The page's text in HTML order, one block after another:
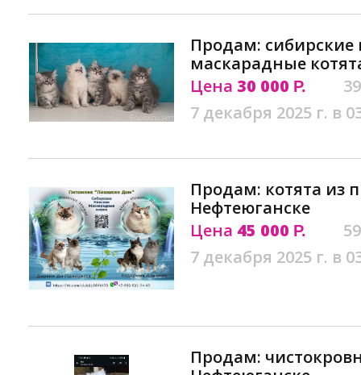
Продам: сибирские
маскарадные
Цена 30 000 Р.
7 декабря 2025 г. в
Продам: котята из
Нефтеюганске
Цена 45 000 Р.
7 декабря 2025 г. в
Продам: